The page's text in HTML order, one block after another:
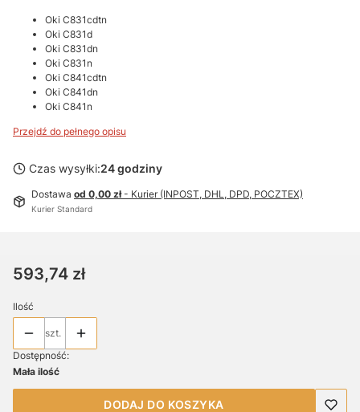
Oki C831cdtn
Oki C831d
Oki C831dn
Oki C831n
Oki C841cdtn
Oki C841dn
Oki C841n
Przejdź do pełnego opisu
Czas wysyłki:24 godziny
Dostawa od 0,00 zł- Kurier (INPOST, DHL, DPD, POCZTEX)
Kurier Standard
Cena
593,74 zł
Ilość
szt.
Dostępność:
Mała ilość
DODAJ DO KOSZYKA